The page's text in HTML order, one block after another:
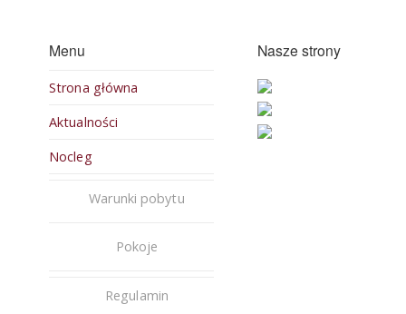
Menu
Strona główna
Aktualności
Nocleg
Warunki pobytu
Pokoje
Regulamin
Nasze strony